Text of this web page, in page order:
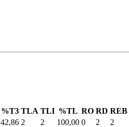
%T3 TLA TLI %TL RO RD REB
42,86 2 2 100,00 0 2 2